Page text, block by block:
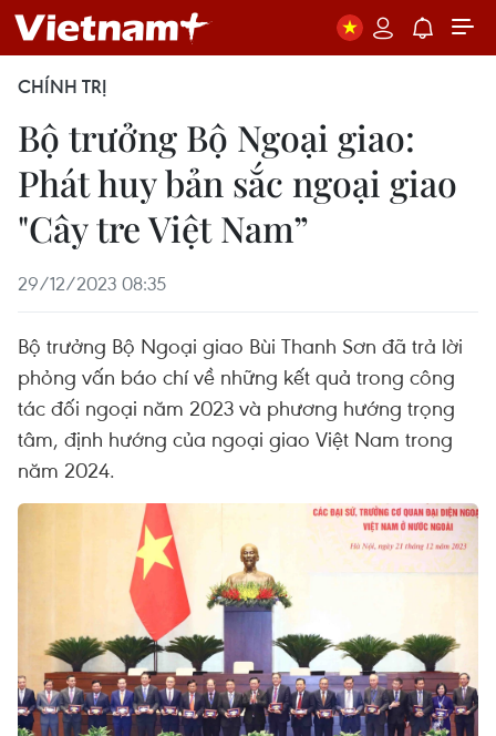
CHÍNH TRỊ
Bộ trưởng Bộ Ngoại giao:
Phát huy bản sắc ngoại giao
"Cây tre Việt Nam”
29/12/2023 08:35
Bộ trưởng Bộ Ngoại giao Bùi Thanh Sơn đã trả lời
phỏng vấn báo chí về những kết quả trong công
tác đối ngoại năm 2023 và phương hướng trọng
tâm, định hướng của ngoại giao Việt Nam trong
năm 2024.